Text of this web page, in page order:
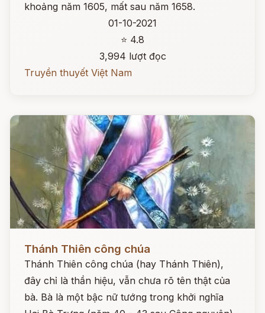
khoảng năm 1605, mất sau năm 1658.
01-10-2021
⭐ 4.8
3,994 lượt đọc
Truyền thuyết Việt Nam
Thánh Thiên công chúa
Thánh Thiên công chúa (hay Thánh Thiên),
đây chỉ là thần hiệu, vẫn chưa rõ tên thật của
bà. Bà là một bậc nữ tướng trong khởi nghĩa